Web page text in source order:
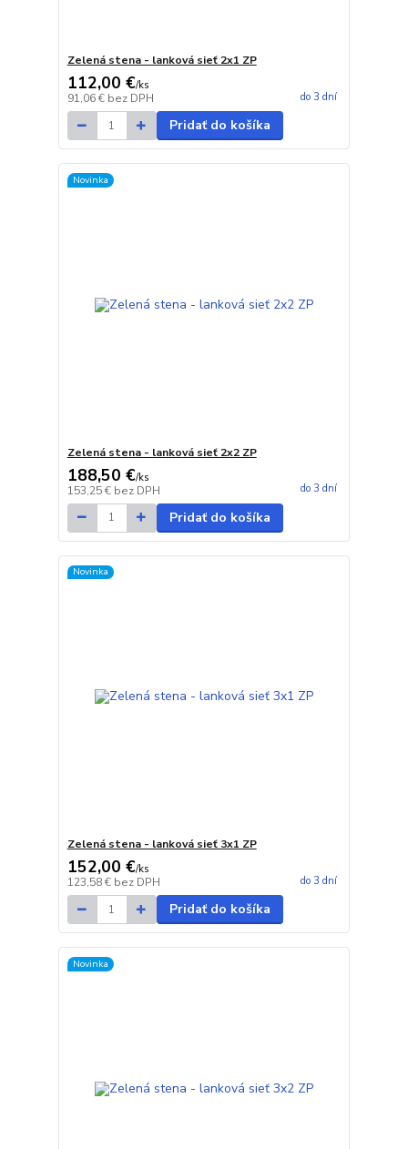
Zelená stena - lanková sieť 2x1 ZP
112,00 €/ks
91,06 € bez DPH do 3 dní
Pridať do košíka
Novinka
Zelená stena - lanková sieť 2x2 ZP
188,50 €/ks
153,25 € bez DPH do 3 dní
Pridať do košíka
Novinka
Zelená stena - lanková sieť 3x1 ZP
152,00 €/ks
123,58 € bez DPH do 3 dní
Pridať do košíka
Novinka